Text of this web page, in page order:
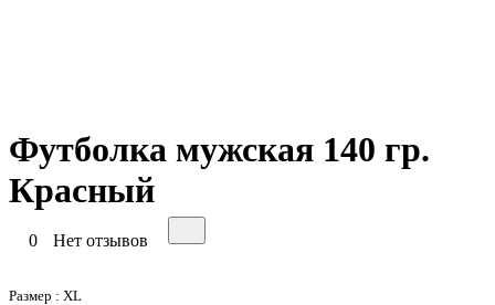
Футболка мужская 140 гр.
Красный
0 Нет отзывов
Размер : XL